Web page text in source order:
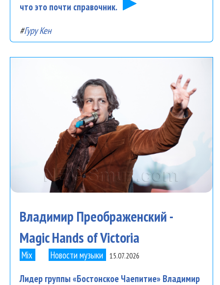
что это почти справочник.
#Гуру Кен
Владимир Преображенский -
Magic Hands of Victoria
Mix Новости музыки 15.07.2026
Лидер группы «Бостонское Чаепитие» Владимир